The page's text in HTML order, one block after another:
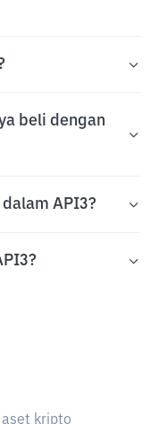
beli dengan
API3?
kripto